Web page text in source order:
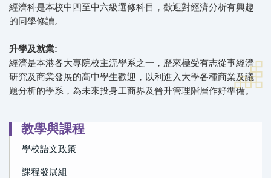
經濟科是本校中四至中六級選修科目，歡迎對經濟分析有興趣
的同學修讀。
升學及就業:
經濟是本港各大專院校主流學系之一，歷來極受有志從事經濟
研究及商業發展的高中學生歡迎，以利進入大學各種商業及議
題分析的學系，為未來投身工商界及晉升管理階層作好準備。
教學與課程
學校語文政策
課程發展組